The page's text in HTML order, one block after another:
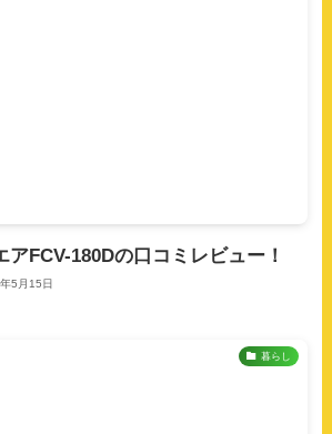
アFCV-180Dの口コミレビュー！
5月15日
暮らし